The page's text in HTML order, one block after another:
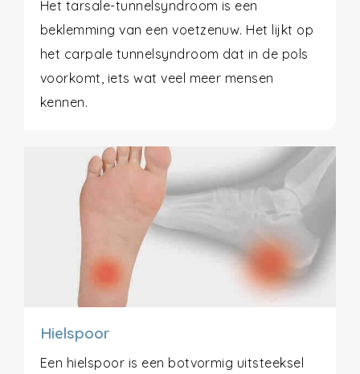
Het tarsale-tunnelsyndroom is een
beklemming van een voetzenuw. Het lijkt op
het carpale tunnelsyndroom dat in de pols
voorkomt, iets wat veel meer mensen
kennen.
Hielspoor
Een hielspoor is een botvormig uitsteeksel